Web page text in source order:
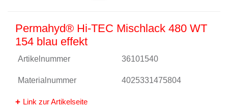
Permahyd® Hi-TEC Mischlack 480 WT
154 blau effekt
Artikelnummer 36101540
Materialnummer 4025331475804
Link zur Artikelseite